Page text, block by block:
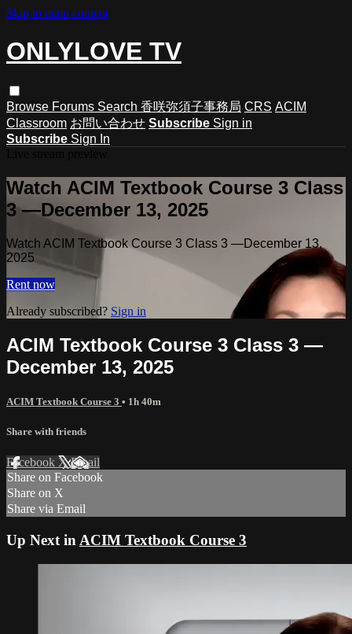
Skip to main content
ONLYLOVE TV
Browse Forums Search 香咲弥須子事務局 CRS ACIM
Classroom お問い合わせ Subscribe Sign in
Subscribe Sign In
Watch ACIM Textbook Course 3 Class
3 —December 13, 2025
Watch ACIM Textbook Course 3 Class 3 —December 13,
2025
Rent now
Already subscribed? Sign in
ACIM Textbook Course 3 Class 3 —
December 13, 2025
ACIM Textbook Course 3 • 1h 40m
Share with friends
Facebook XEmail
Share on Facebook
Share on X
Share via Email
Up Next in ACIM Textbook Course 3